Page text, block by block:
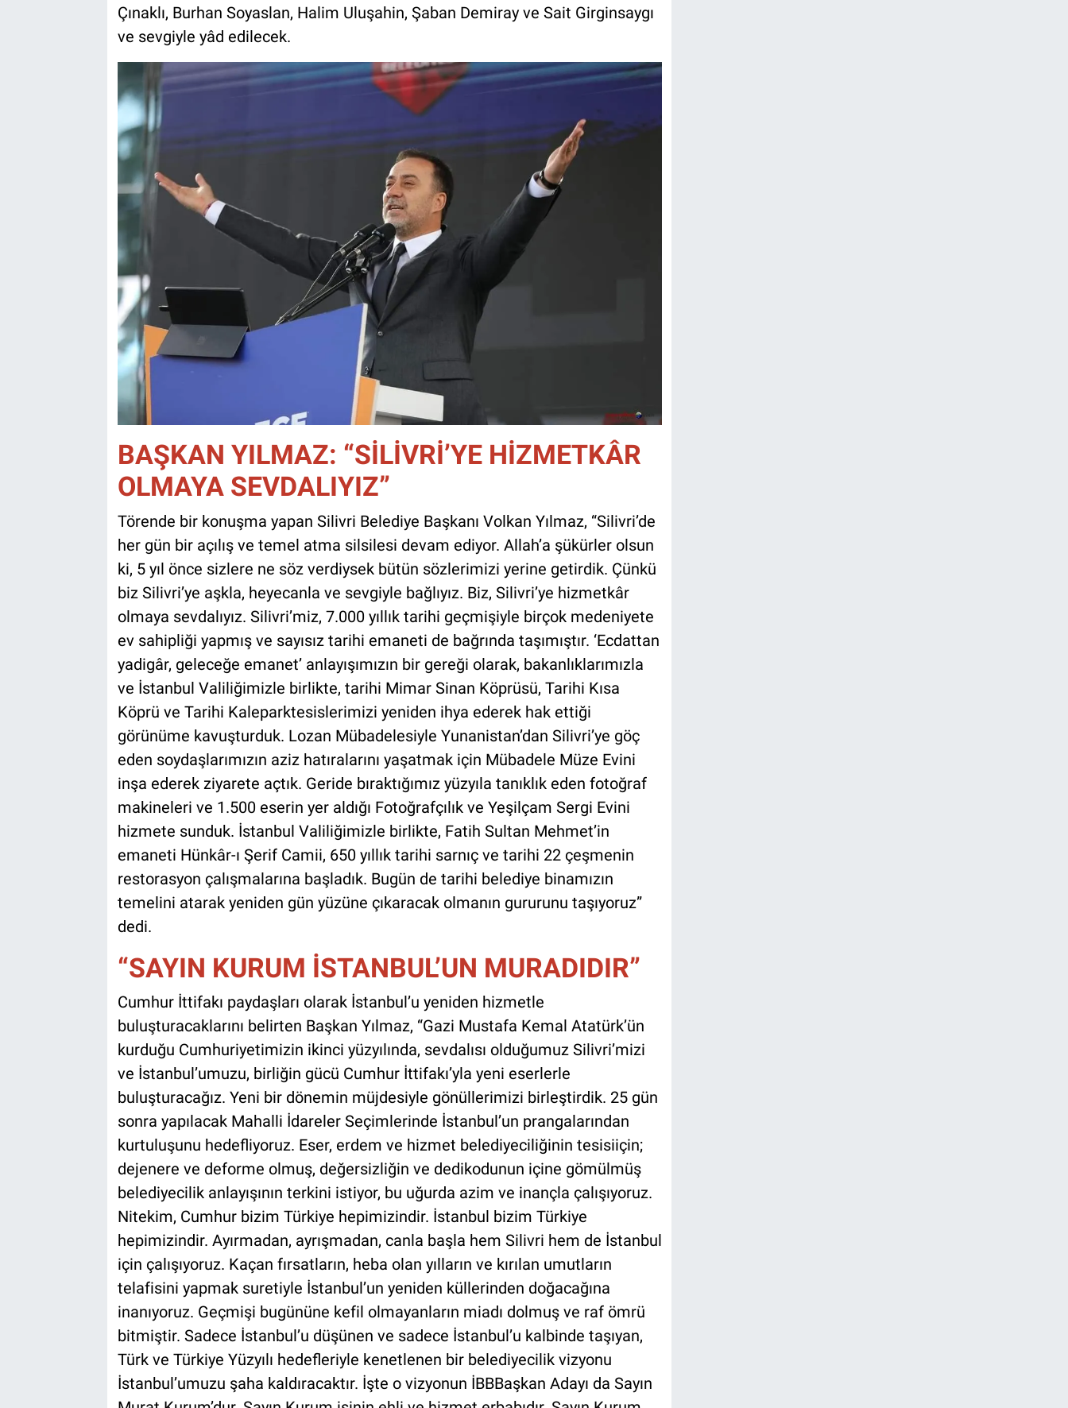
Çınaklı, Burhan Soyaslan, Halim Uluşahin, Şaban Demiray ve Sait Girginsaygı
ve sevgiyle yâd edilecek.
BAŞKAN YILMAZ: “SİLİVRİ’YE HİZMETKÂR
OLMAYA SEVDALIYIZ”
Törende bir konuşma yapan Silivri Belediye Başkanı Volkan Yılmaz, “Silivri’de
her gün bir açılış ve temel atma silsilesi devam ediyor. Allah’a şükürler olsun
ki, 5 yıl önce sizlere ne söz verdiysek bütün sözlerimizi yerine getirdik. Çünkü
biz Silivri’ye aşkla, heyecanla ve sevgiyle bağlıyız. Biz, Silivri’ye hizmetkâr
olmaya sevdalıyız. Silivri’miz, 7.000 yıllık tarihi geçmişiyle birçok medeniyete
ev sahipliği yapmış ve sayısız tarihi emaneti de bağrında taşımıştır. ‘Ecdattan
yadigâr, geleceğe emanet’ anlayışımızın bir gereği olarak, bakanlıklarımızla
ve İstanbul Valiliğimizle birlikte, tarihi Mimar Sinan Köprüsü, Tarihi Kısa
Köprü ve Tarihi Kaleparktesislerimizi yeniden ihya ederek hak ettiği
görünüme kavuşturduk. Lozan Mübadelesiyle Yunanistan’dan Silivri’ye göç
eden soydaşlarımızın aziz hatıralarını yaşatmak için Mübadele Müze Evini
inşa ederek ziyarete açtık. Geride bıraktığımız yüzyıla tanıklık eden fotoğraf
makineleri ve 1.500 eserin yer aldığı Fotoğrafçılık ve Yeşilçam Sergi Evini
hizmete sunduk. İstanbul Valiliğimizle birlikte, Fatih Sultan Mehmet’in
emaneti Hünkâr-ı Şerif Camii, 650 yıllık tarihi sarnıç ve tarihi 22 çeşmenin
restorasyon çalışmalarına başladık. Bugün de tarihi belediye binamızın
temelini atarak yeniden gün yüzüne çıkaracak olmanın gururunu taşıyoruz”
dedi.
“SAYIN KURUM İSTANBUL’UN MURADIDIR”
Cumhur İttifakı paydaşları olarak İstanbul’u yeniden hizmetle
buluşturacaklarını belirten Başkan Yılmaz, “Gazi Mustafa Kemal Atatürk’ün
kurduğu Cumhuriyetimizin ikinci yüzyılında, sevdalısı olduğumuz Silivri’mizi
ve İstanbul’umuzu, birliğin gücü Cumhur İttifakı’yla yeni eserlerle
buluşturacağız. Yeni bir dönemin müjdesiyle gönüllerimizi birleştirdik. 25 gün
sonra yapılacak Mahalli İdareler Seçimlerinde İstanbul’un prangalarından
kurtuluşunu hedefliyoruz. Eser, erdem ve hizmet belediyeciliğinin tesisiiçin;
dejenere ve deforme olmuş, değersizliğin ve dedikodunun içine gömülmüş
belediyecilik anlayışının terkini istiyor, bu uğurda azim ve inançla çalışıyoruz.
Nitekim, Cumhur bizim Türkiye hepimizindir. İstanbul bizim Türkiye
hepimizindir. Ayırmadan, ayrışmadan, canla başla hem Silivri hem de İstanbul
için çalışıyoruz. Kaçan fırsatların, heba olan yılların ve kırılan umutların
telafisini yapmak suretiyle İstanbul’un yeniden küllerinden doğacağına
inanıyoruz. Geçmişi bugününe kefil olmayanların miadı dolmuş ve raf ömrü
bitmiştir. Sadece İstanbul’u düşünen ve sadece İstanbul’u kalbinde taşıyan,
Türk ve Türkiye Yüzyılı hedefleriyle kenetlenen bir belediyecilik vizyonu
İstanbul’umuzu şaha kaldıracaktır. İşte o vizyonun İBBBaşkan Adayı da Sayın